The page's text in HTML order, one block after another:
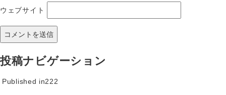
ウェブサイト
投稿ナビゲーション
Published in222